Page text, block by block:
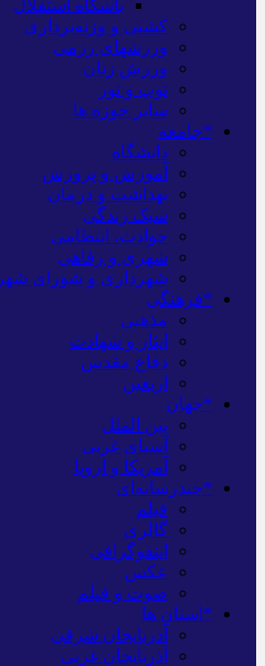
باشگاه استقلال
کشتی و وزنه‌برداری
ورزشهای رزمی
ورزش زنان
توپ و تور
سایر حوزه ها
*جامعه
دانشگاه
آموزش و پرورش
بهداشت و درمان
سبک زندگی
حوادث، انتظامی
شهری و رفاهی
شهرداری و شورای شهر
*فرهنگی
مذهبی
ایثار و شهادت
دفاع مقدس
اربعین
*جهان
بین الملل
آسیای غربی
آمریکا و اروپا
*چندرسانه‌ای
فیلم
گالری
اینفوگرافی
عکس
صوت و فیلم
*استان ها
آذربایجان شرقی
آذربایجان غربی